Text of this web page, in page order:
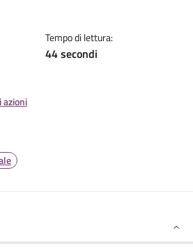
Tempo di lettura:
44 secondi
azioni